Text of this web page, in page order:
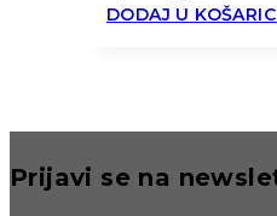
DODAJ U
Prijavi se na